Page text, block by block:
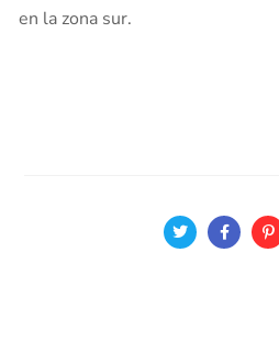
en la zona sur.